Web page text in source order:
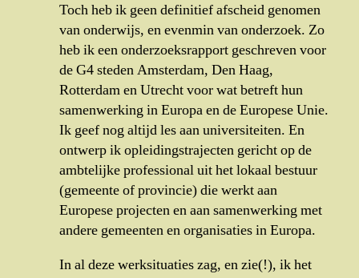
Toch heb ik geen definitief afscheid genomen
van onderwijs, en evenmin van onderzoek. Zo
heb ik een onderzoeksrapport geschreven voor
de G4 steden Amsterdam, Den Haag,
Rotterdam en Utrecht voor wat betreft hun
samenwerking in Europa en de Europese Unie.
Ik geef nog altijd les aan universiteiten. En
ontwerp ik opleidingstrajecten gericht op de
ambtelijke professional uit het lokaal bestuur
(gemeente of provincie) die werkt aan
Europese projecten en aan samenwerking met
andere gemeenten en organisaties in Europa.
In al deze werksituaties zag, en zie(!), ik het